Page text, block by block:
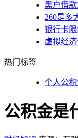
黑户借
260是多
银行卡
虚拟经
热门标签
个人公
公积金是